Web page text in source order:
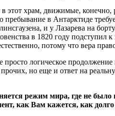
храм, движимые, конечно,
в Антарктиде
и у Лазарева на
в 1820 году
потому что вера
логическое
но еще и ответ на
режим мира, где не
как Вам кажется, как